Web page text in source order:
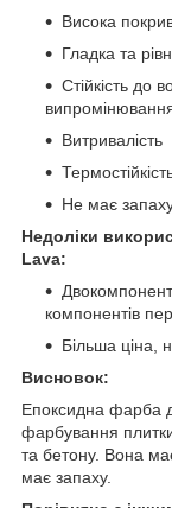
Висока
Гладка та
Стійкість до
Витривалість
Не має
Недоліки
Lava:
компонентів
Більша ціна,
Висновок:
Епоксидна фарба
фарбування
та бетону. Вона
має запаху.